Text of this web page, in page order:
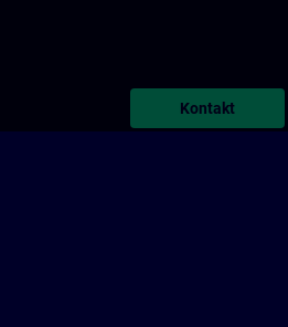
Kontakt